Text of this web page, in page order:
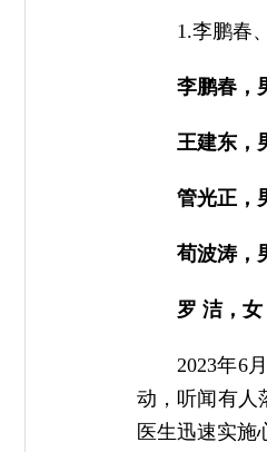
1.李鹏春
李鹏春，
王建东，
管光正，
荀波涛，
罗 洁，
2023年6
动，听闻有人
医生迅速实施